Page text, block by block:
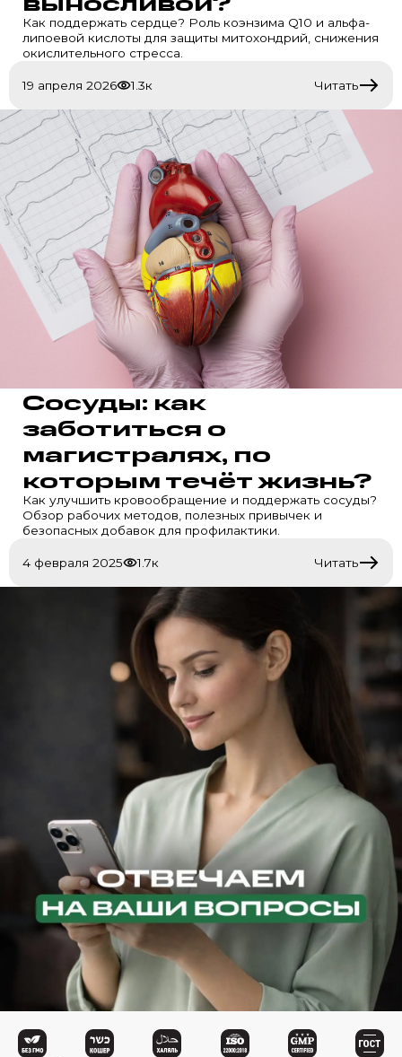
Как поддержать сердце? Роль коэнзима Q10 и альфа-
липоевой кислоты для защиты митохондрий, снижения
окислительного стресса.
19 апреля 2026 1.3к Читать
Сосуды: как
заботиться о
магистралях, по
которым течёт жизнь?
Как улучшить кровообращение и поддержать сосуды?
Обзор рабочих методов, полезных привычек и
безопасных добавок для профилактики.
4 февраля 2025 1.7к Читать